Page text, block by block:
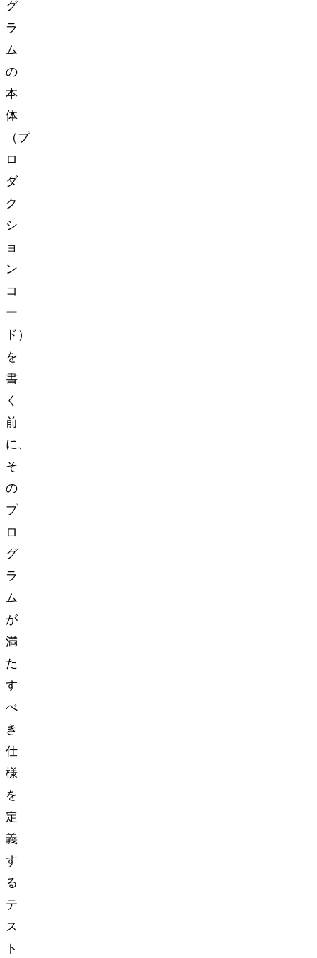
グ
ラ
ム
の
本
体
（プ
ロ
ダ
ク
シ
ョ
ン
コ
ー
ド）
を
書
く
前
に、
そ
の
プ
ロ
グ
ラ
ム
が
満
た
す
べ
き
仕
様
を
定
義
す
る
テ
ス
ト